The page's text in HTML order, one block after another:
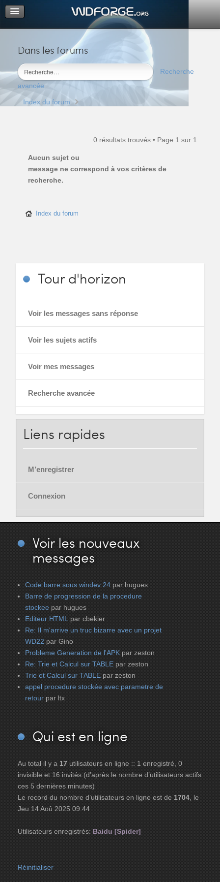
Dans les forums
Recherche
avancée
Portail
Index du forum
M’enregistrer
Connexion
Index du forum
0 résultats trouvés • Page 1 sur 1
Aucun sujet ou
message ne correspond à vos critères de
recherche.
Index du forum
Tourd'horizon
Voir les messages sans réponse
Voir les sujets actifs
Voir mes messages
Recherche avancée
Liens rapides
M’enregistrer
Connexion
Voir les nouveaux
messages
Code barre sous windev 24 par hugues
Barre de progression de la procedure
stockee par hugues
Editeur HTML par cbekier
Re: Il m'arrive un truc bizarre avec un projet
WD22 par Gino
Probleme Generation de l'APK par zeston
Re: Trie et Calcul sur TABLE par zeston
Trie et Calcul sur TABLE par zeston
appel procedure stockée avec parametre de
retour par ltx
Qui est en ligne
Au total il y a 17 utilisateurs en ligne :: 1 enregistré, 0
invisible et 16 invités (d’après le nombre d’utilisateurs actifs
ces 5 dernières minutes)
Le record du nombre d’utilisateurs en ligne est de 1704 , le
Jeu 14 Aoû 2025 09:44
Utilisateurs enregistrés: Baidu [Spider]
Réinitialiser